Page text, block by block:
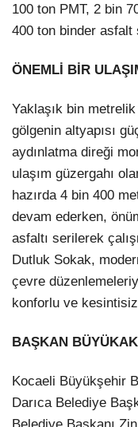
100 ton PMT, 2 bin
400 ton binder asfalt
ÖNEMLİ BİR
Yaklaşık bin
gölgenin altyapısı
aydınlatma direği
ulaşım güzergahı
hazırda 4 bin 400
devam ederken,
asfaltı serilerek
Dutluk Sokak,
çevre
konforlu ve
BAŞKAN
Kocaeli Büyükşehir
Darıca Belediye